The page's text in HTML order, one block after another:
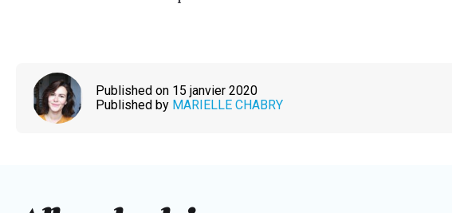
Published on 15 janvier 2020
Published by MARIELLE CHABRY